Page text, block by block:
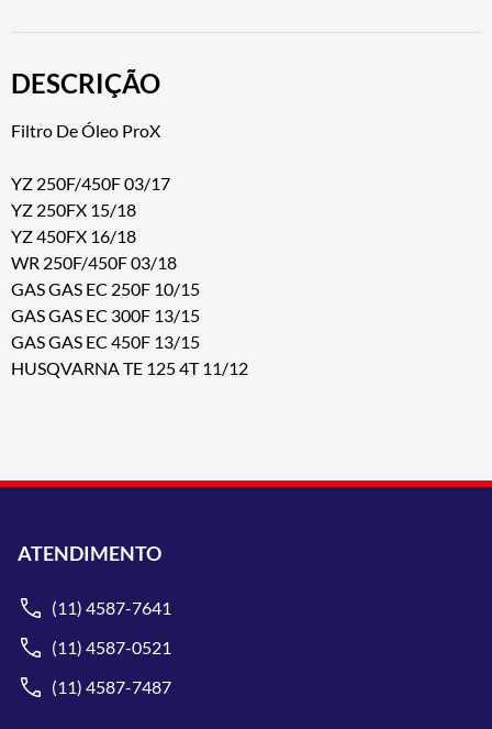
DESCRIÇÃO
Filtro De Óleo ProX
YZ 250F/450F 03/17
YZ 250FX 15/18
YZ 450FX 16/18
WR 250F/450F 03/18
GAS GAS EC 250F 10/15
GAS GAS EC 300F 13/15
GAS GAS EC 450F 13/15
HUSQVARNA TE 125 4T 11/12
ATENDIMENTO
(11) 4587-7641
(11) 4587-0521
(11) 4587-7487